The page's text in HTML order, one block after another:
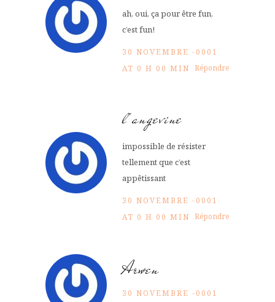
ah, oui, ça pour être fun,
c’est fun!
30 NOVEMBRE -0001
AT 0 H 00 MIN Répondre
l'angevine
impossible de résister
tellement que c’est
appêtissant
30 NOVEMBRE -0001
AT 0 H 00 MIN Répondre
Arwen
30 NOVEMBRE -0001
FLUX INSTA